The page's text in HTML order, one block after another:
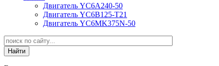
Двигатель YC6A240-50
Двигатель YC6B125-T21
Двигатель YC6MK375N-50